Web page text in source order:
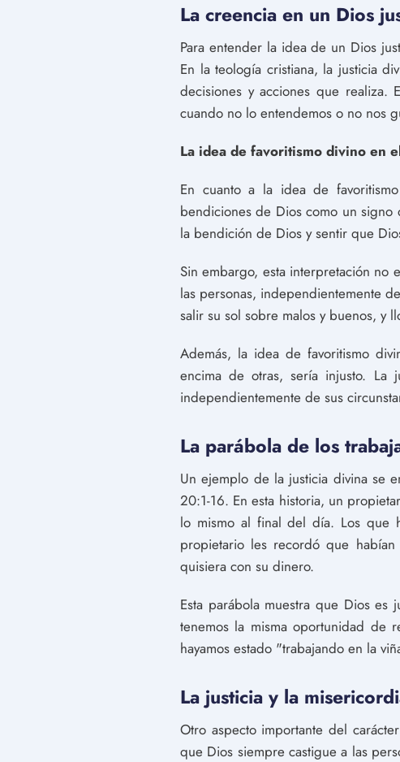
La creencia en un Dios
Para entender la idea de un Dios
En la teología cristiana, la justicia
decisiones y acciones que
cuando no lo entendemos o no nos
La idea de favoritismo divino en
En cuanto a la idea de
bendiciones de Dios como un
la bendición de Dios y sentir que
Sin embargo, esta interpretación no
las personas, independientemente
salir su sol sobre malos y buenos, y
Además, la idea de favoritismo
encima de otras, sería injusto. La
independientemente de sus
La parábola de los
Un ejemplo de la justicia divina se
20:1-16. En esta historia, un
lo mismo al final del día. Los que
propietario les recordó que
quisiera con su dinero.
Esta parábola muestra que Dios
tenemos la misma oportunidad de
hayamos estado "trabajando en la
La justicia y la
Otro aspecto importante del
que Dios siempre castigue a las